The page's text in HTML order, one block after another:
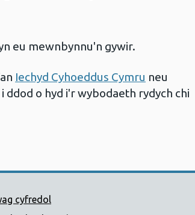
eu mewnbynnu'n gywir.
Iechyd Cyhoeddus Cymru neu
o hyd i'r wybodaeth rydych chi
Cymru
cyfredol